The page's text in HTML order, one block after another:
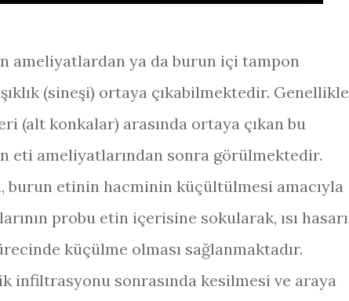
ameliyatlardan ya da burun içi tampon
(sineşi) ortaya çıkabilmektedir. Genellikle
(alt konkalar) arasında ortaya çıkan bu
eti ameliyatlarından sonra görülmektedir.
burun etinin hacminin küçültülmesi amacıyla
probu etin içerisine sokularak, ısı hasarı
küçülme olması sağlanmaktadır.
infiltrasyonu sonrasında kesilmesi ve araya